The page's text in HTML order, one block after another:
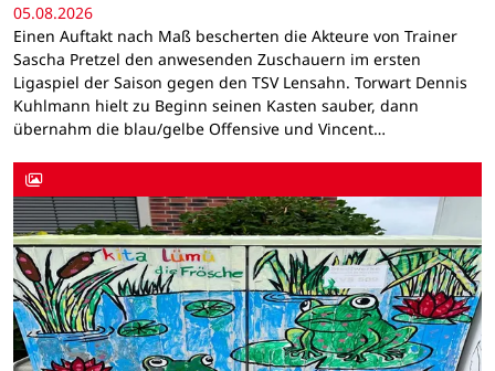
05.08.2026
Einen Auftakt nach Maß bescherten die Akteure von Trainer
Sascha Pretzel den anwesenden Zuschauern im ersten
Ligaspiel der Saison gegen den TSV Lensahn. Torwart Dennis
Kuhlmann hielt zu Beginn seinen Kasten sauber, dann
übernahm die blau/gelbe Offensive und Vincent…